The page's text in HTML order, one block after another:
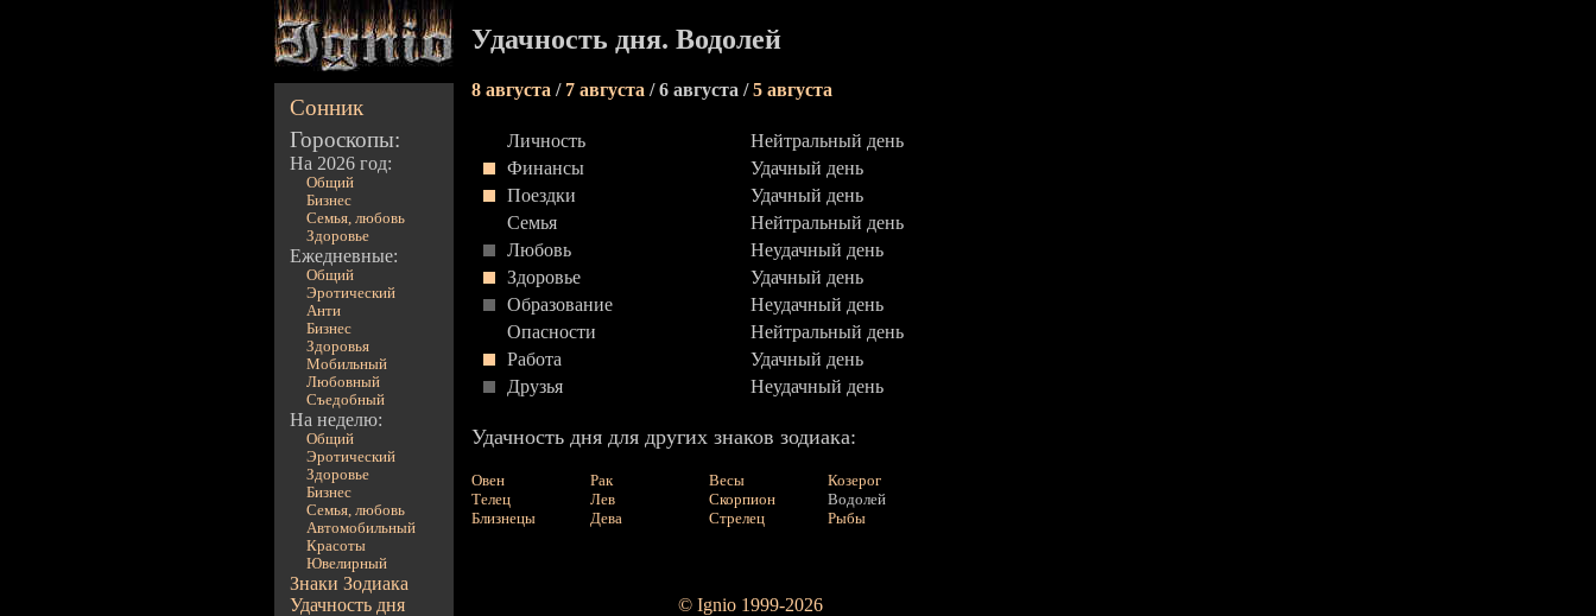
Сонник
Гороскопы:
На 2026 год:
Общий
Бизнес
Семья, любовь
Здоровье
Ежедневные:
Общий
Эротический
Анти
Бизнес
Здоровья
Мобильный
Любовный
Съедобный
На неделю:
Общий
Эротический
Здоровье
Бизнес
Семья, любовь
Автомобильный
Красоты
Ювелирный
Знаки Зодиака
Удачность дня
Удачность дня. Водолей
8 августа / 7 августа / 6 августа /5 августа
Личность
Нейтральный день
Финансы
Удачный день
Поездки
Удачный день
Семья
Нейтральный день
Любовь
Неудачный день
Здоровье
Удачный день
Образование
Неудачный день
Опасности
Нейтральный день
Работа
Удачный день
Друзья
Неудачный день
Удачность дня для других знаков зодиака:
Овен
Телец
Близнецы
Рак
Лев
Дева
Весы
Скорпион
Стрелец
Козерог
Водолей
Рыбы
© Ignio 1999-2026